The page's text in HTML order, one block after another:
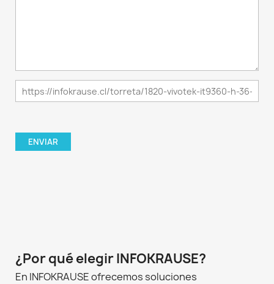
¿Por qué elegir INFOKRAUSE?
En INFOKRAUSE ofrecemos soluciones